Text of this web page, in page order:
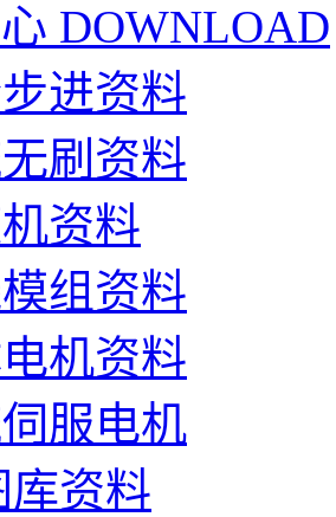
DOWNLOAD
进资料
刷资料
资料
组资料
机资料
服电机
库资料